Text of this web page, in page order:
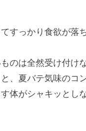
すっかり食欲が落
ものは全然受け付
夏バテ気味のコ
体がシャキッとし